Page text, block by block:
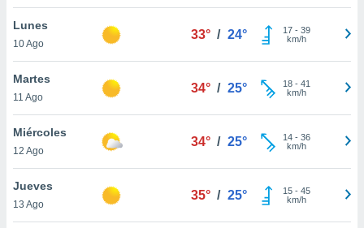
de
cookies
aceptar
Lunes
10 Ago
33° / 24° 17- 39
km/h
Martes
11 Ago
34° / 25° 18- 41
km/h
Miércoles
12 Ago
34° / 25° 14- 36
km/h
Jueves
13 Ago
35° / 25° 15- 45
km/h